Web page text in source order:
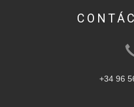
+34 96